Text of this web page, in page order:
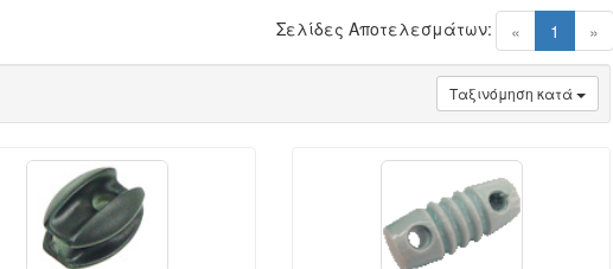
« 1 (current)
»
Σελίδες Αποτελεσμάτων:
Ταξινόμηση κατά